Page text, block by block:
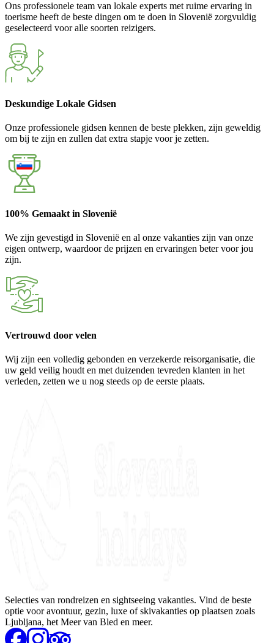
Ons professionele team van lokale experts met ruime ervaring in
toerisme heeft de beste dingen om te doen in Slovenië zorgvuldig
geselecteerd voor alle soorten reizigers.
Deskundige Lokale Gidsen
Onze professionele gidsen kennen de beste plekken, zijn geweldig
om bij te zijn en zullen dat extra stapje voor je zetten.
100% Gemaakt in Slovenië
We zijn gevestigd in Slovenië en al onze vakanties zijn van onze
eigen ontwerp, waardoor de prijzen en ervaringen beter voor jou
zijn.
Vertrouwd door velen
Wij zijn een volledig gebonden en verzekerde reisorganisatie, die
uw geld veilig houdt en met duizenden tevreden klanten in het
verleden, zetten we u nog steeds op de eerste plaats.
Selecties van rondreizen en sightseeing vakanties. Vind de beste
optie voor avontuur, gezin, luxe of skivakanties op plaatsen zoals
Ljubljana, het Meer van Bled en meer.